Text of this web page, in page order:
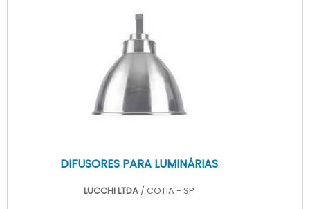
DIFUSORES PARA LUMINÁRIAS
LUCCHI LTDA / COTIA - SP